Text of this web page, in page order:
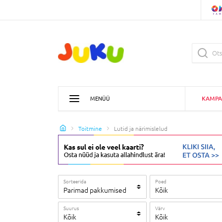
MENÜÜ
Toitmine Lutid ja närimislelud
Sorteerida
Parimad pakkumised
Poed
Kõik
Suurus
Kõik
Värv
Kõik